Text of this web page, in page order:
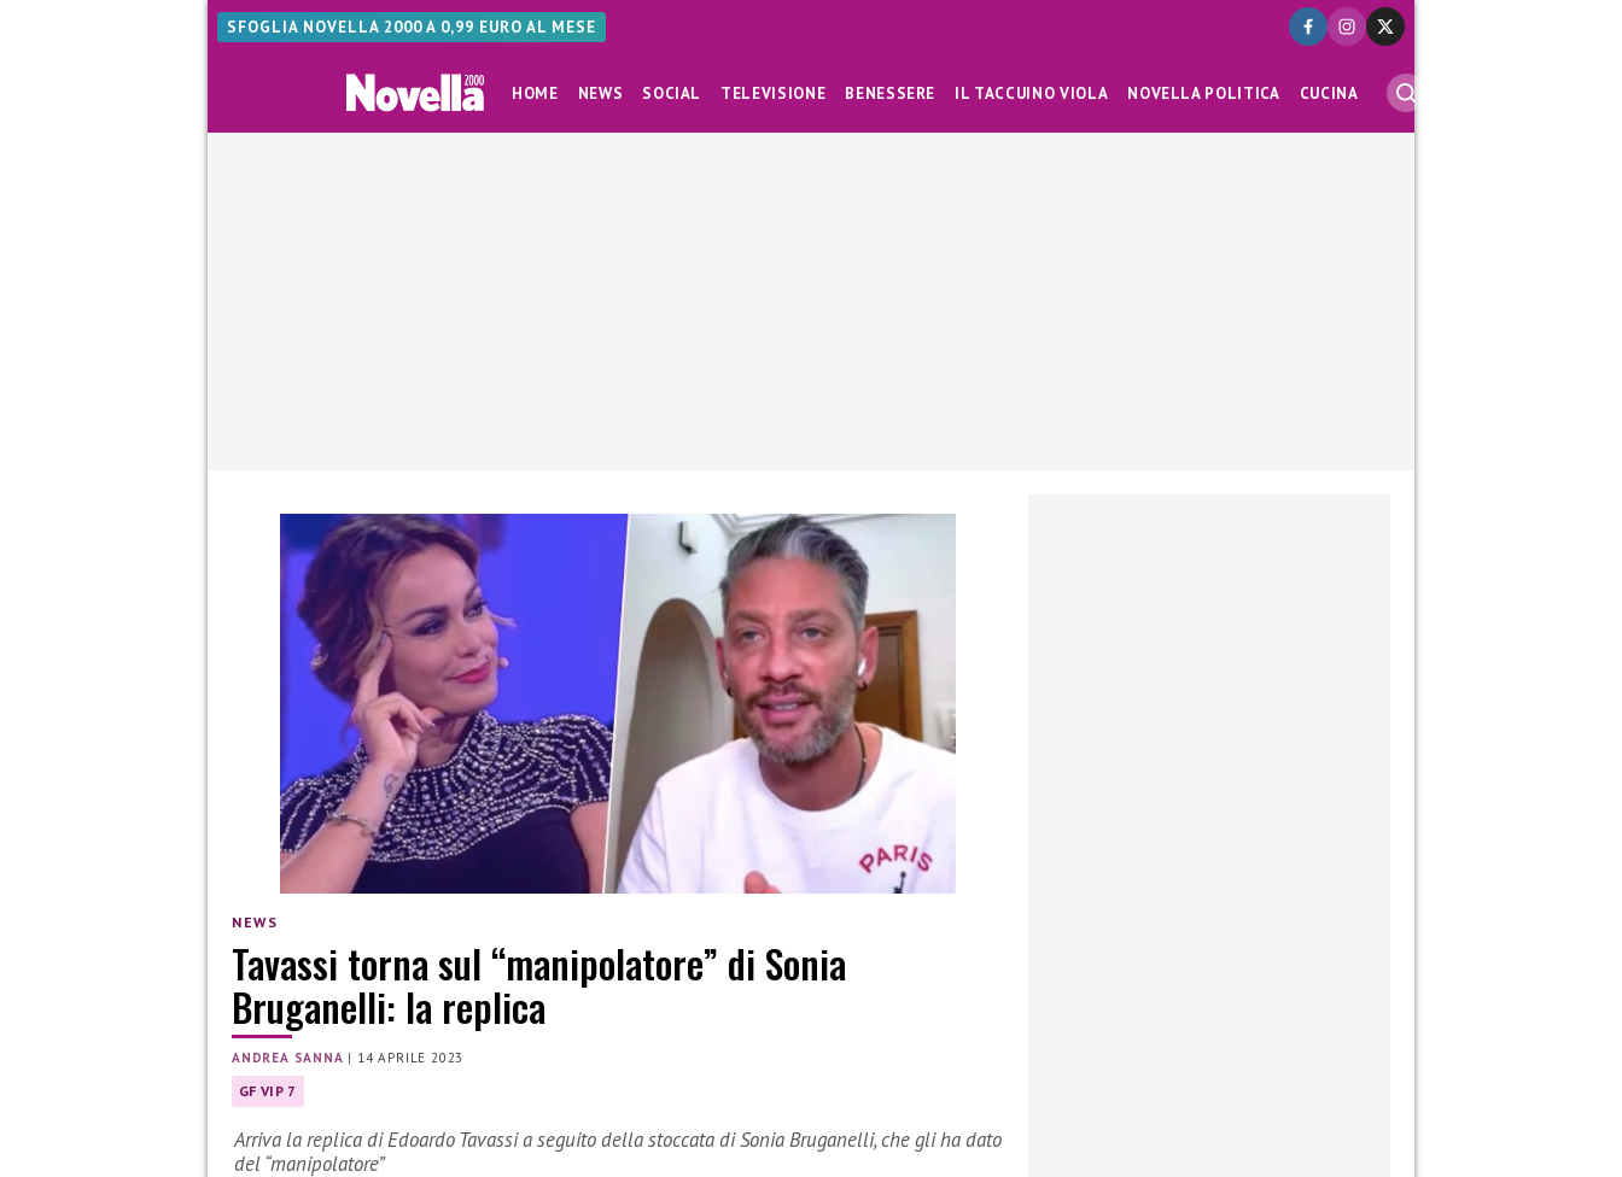
SFOGLIA NOVELLA 2000 A 0,99 EURO AL MESE
HOME NEWS SOCIAL TELEVISIONE BENESSERE IL TACCUINO VIOLA NOVELLA POLITICA CUCINA
NEWS
Tavassi torna sul “manipolatore” di Sonia
Bruganelli: la replica
ANDREA SANNA | 14 APRILE 2023
GF VIP 7
Arriva la replica di Edoardo Tavassi a seguito della stoccata di Sonia Bruganelli, che gli ha dato
del “manipolatore”